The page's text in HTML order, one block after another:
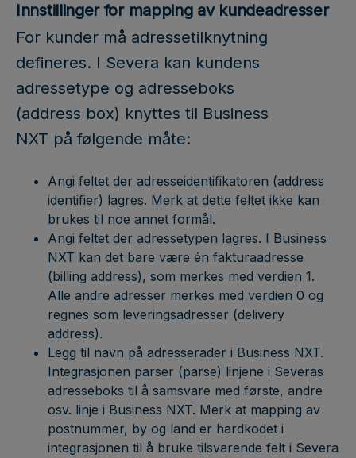
Innstillinger for mapping av kundeadresser
For kunder må adressetilknytning
defineres. I Severa kan kundens
adressetype og adresseboks
(address box) knyttes til Business
NXT på følgende måte:
Angi feltet der adresseidentifikatoren (address
identifier) lagres. Merk at dette feltet ikke kan
brukes til noe annet formål.
Angi feltet der adressetypen lagres. I Business
NXT kan det bare være én fakturaadresse
(billing address), som merkes med verdien 1.
Alle andre adresser merkes med verdien 0 og
regnes som leveringsadresser (delivery
address).
Legg til navn på adresserader i Business NXT.
Integrasjonen parser (parse) linjene i Severas
adresseboks til å samsvare med første, andre
osv. linje i Business NXT. Merk at mapping av
postnummer, by og land er hardkodet i
integrasjonen til å bruke tilsvarende felt i Severa